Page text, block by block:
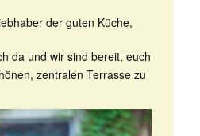
der guten Küche,
da und wir sind bereit, euch
zentralen Terrasse zu